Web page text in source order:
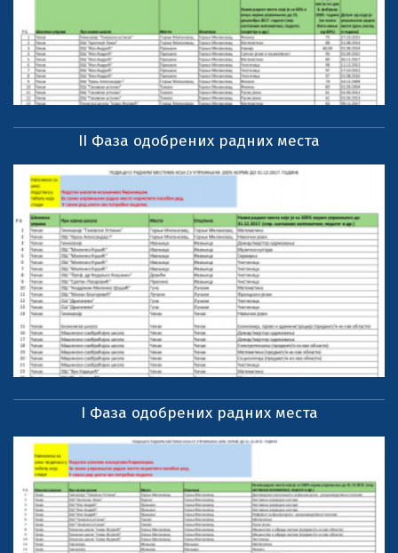
II Фаза одобрених радних места
I Фаза одобрених радних места